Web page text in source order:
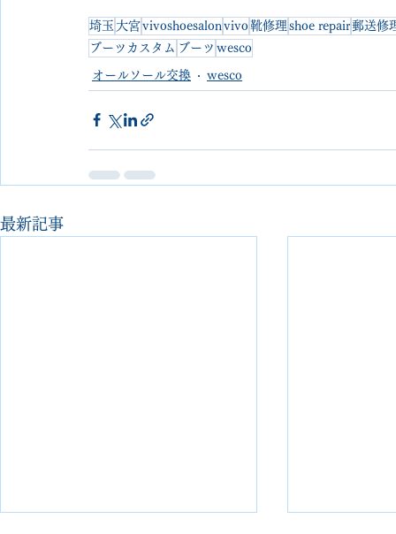
埼玉 大宮vivoshoesalon vivo靴修理 shoe repair郵送修
ブーツカスタム ブーツ wesco
オールソール交換 wesco
最新記事